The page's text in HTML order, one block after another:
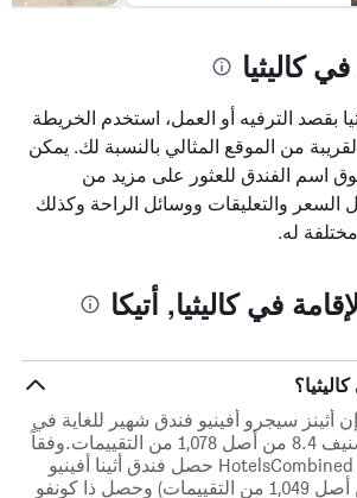
كاليثيا
بقصد الترفيه أو العمل، استخدم الخريطة
من الموقع المثالي بالنسبة لك. يمكن
اسم الفندق للعثور على مزيد من
السعر والتعليقات ووسائل الراحة وكذلك
له.
في كاليثيا, أتيكا
أثينز سيجرو أفينيو فندق شهير للغاية في
كاليثيا حصل على تصنيف 8.4 من أصل 1,078 من التقييمات.وفقاً
لتعليقات مستخدمي HotelsCombined حصل فندق أثينا أفينيو
(على تصنيف 8.6 من أصل 1,049 من التقييمات) وحصل ذا كونفو